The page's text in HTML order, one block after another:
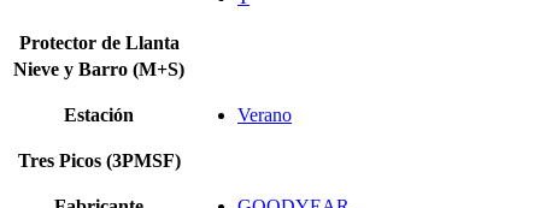
Protector de Llanta
Nieve y Barro (M+S)
Estación Verano
Tres Picos (3PMSF)